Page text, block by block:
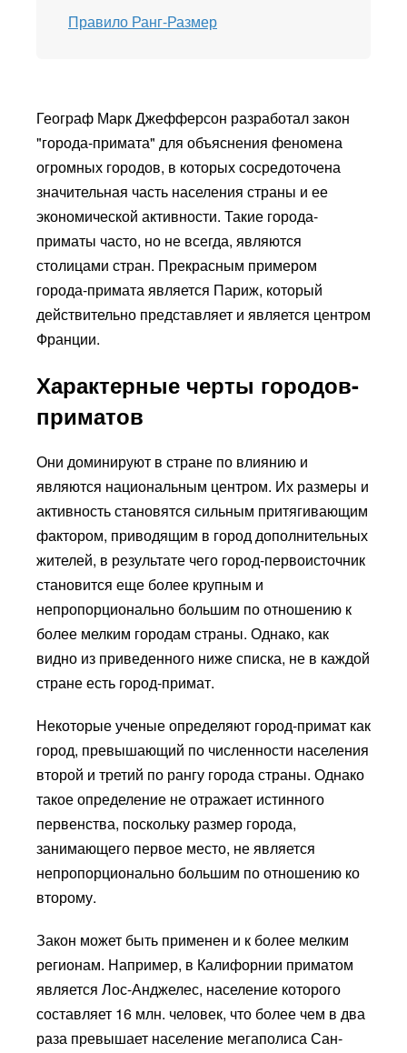
Правило Ранг-Размер
Географ Марк Джефферсон разработал закон
"города-примата" для объяснения феномена
огромных городов, в которых сосредоточена
значительная часть населения страны и ее
экономической активности. Такие города-
приматы часто, но не всегда, являются
столицами стран. Прекрасным примером
города-примата является Париж, который
действительно представляет и является центром
Франции.
Характерные черты городов-
приматов
Они доминируют в стране по влиянию и
являются национальным центром. Их размеры и
активность становятся сильным притягивающим
фактором, приводящим в город дополнительных
жителей, в результате чего город-первоисточник
становится еще более крупным и
непропорционально большим по отношению к
более мелким городам страны. Однако, как
видно из приведенного ниже списка, не в каждой
стране есть город-примат.
Некоторые ученые определяют город-примат как
город, превышающий по численности населения
второй и третий по рангу города страны. Однако
такое определение не отражает истинного
первенства, поскольку размер города,
занимающего первое место, не является
непропорционально большим по отношению ко
второму.
Закон может быть применен и к более мелким
регионам. Например, в Калифорнии приматом
является Лос-Анджелес, население которого
составляет 16 млн. человек, что более чем в два
раза превышает население мегаполиса Сан-